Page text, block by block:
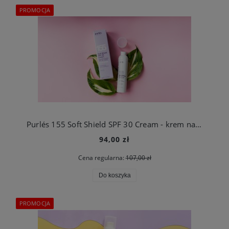
Purlés 155 Soft Shield SPF 30 Cream - krem nawilżajacy z ochroną przeciwsłoneczną SPF 30
94,00 zł
Cena regularna:107,00 zł
Do koszyka
PROMOCJA
PROMOCJA